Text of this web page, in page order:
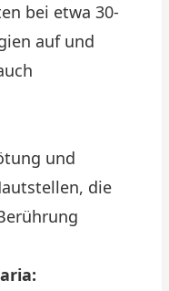
bei etwa 30-
auf und
und
die